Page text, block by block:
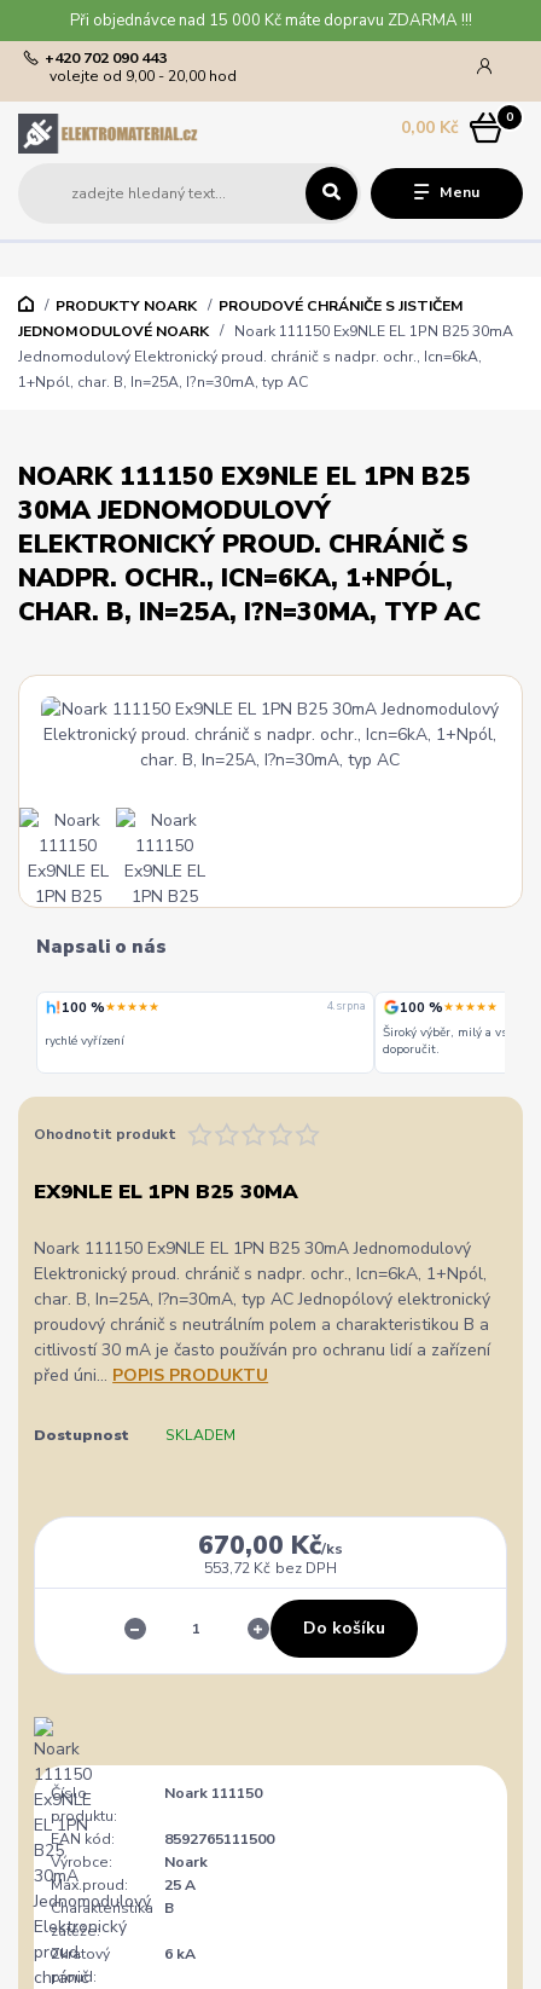
Při objednávce nad 15 000 Kč máte dopravu ZDARMA !!!
Menu
+420 702 090 443
volejte od 9,00 - 20,00 hod
0
0,00 Kč
PRODUKTY NOARK
PROUDOVÉ CHRÁNIČE S JISTIČEM
JEDNOMODULOVÉ NOARK
Noark 111150 Ex9NLE EL 1PN B25 30mA
Jednomodulový Elektronický proud. chránič s nadpr. ochr., Icn=6kA,
1+Npól, char. B, In=25A, I?n=30mA, typ AC
NOARK 111150 EX9NLE EL 1PN B25
30MA JEDNOMODULOVÝ
ELEKTRONICKÝ PROUD. CHRÁNIČ S
NADPR. OCHR., ICN=6KA, 1+NPÓL,
CHAR. B, IN=25A, I?N=30MA, TYP AC
Napsali o nás
100 %★★★★★ 4. srpna
rychlé vyřízení
100 %★★★★★
Široký výběr, milý a
doporučit.
Ohodnotit produkt
EX9NLE EL 1PN B25 30MA
Noark 111150 Ex9NLE EL 1PN B25 30mA Jednomodulový
Elektronický proud. chránič s nadpr. ochr., Icn=6kA, 1+Npól,
char. B, In=25A, I?n=30mA, typ AC Jednopólový elektronický
proudový chránič s neutrálním polem a charakteristikou B a
citlivostí 30 mA je často používán pro ochranu lidí a zařízení
před úni... POPIS PRODUKTU
Dostupnost SKLADEM
670,00 Kč/ks
553,72 Kč bez DPH
Do košíku
Číslo
produktu:
Noark 111150
EAN kód:
8592765111500
Výrobce:
Noark
Max.proud:
25 A
Charakteristika
zátěže:
B
Zkratový
proud:
6 kA